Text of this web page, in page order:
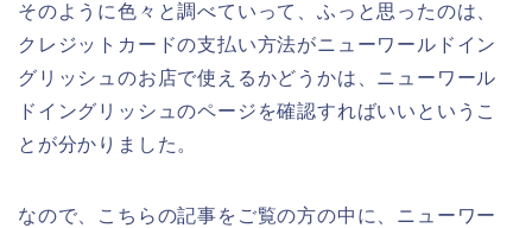
そのように色々と調べていって、ふっと思ったのは、
クレジットカードの支払い方法がニューワールドイン
グリッシュのお店で使えるかどうかは、ニューワール
ドイングリッシュのページを確認すればいいというこ
とが分かりました。
なので、こちらの記事をご覧の方の中に、ニューワー